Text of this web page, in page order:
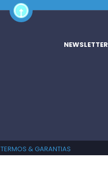
NEWSLETTER
TERMOS & GARANTIAS